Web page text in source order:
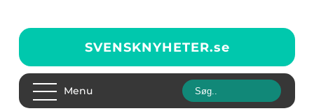
SVENSKNYHETER.se
Menu